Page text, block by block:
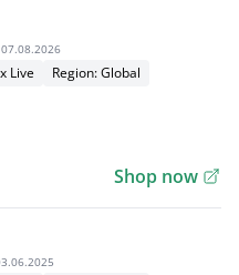
Live Region: Global
Shop now